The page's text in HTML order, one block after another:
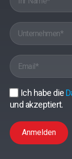
Ich habe die
und akzeptiert.
Anmelden